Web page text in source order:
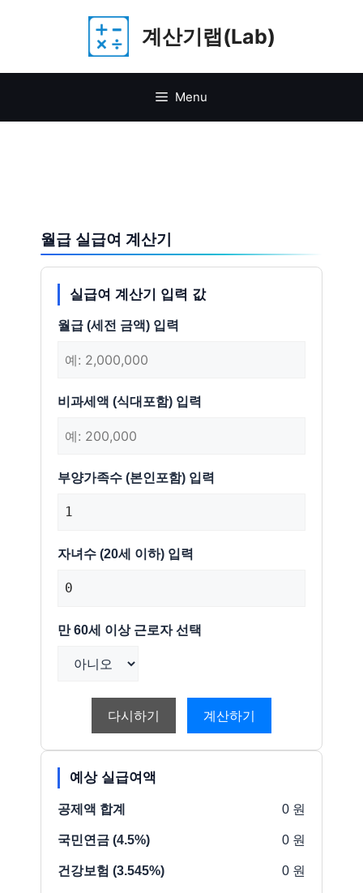
계산기랩(Lab)
Menu
월급 실급여 계산기
실급여 계산기 입력 값
월급 (세전 금액) 입력
비과세액 (식대포함) 입력
부양가족수 (본인포함) 입력
자녀수 (20세 이하) 입력
만 60세 이상 근로자 선택
다시하기 계산하기
예상 실급여액
공제액 합계 0 원
국민연금 (4.5%) 0 원
건강보험 (3.545%) 0 원